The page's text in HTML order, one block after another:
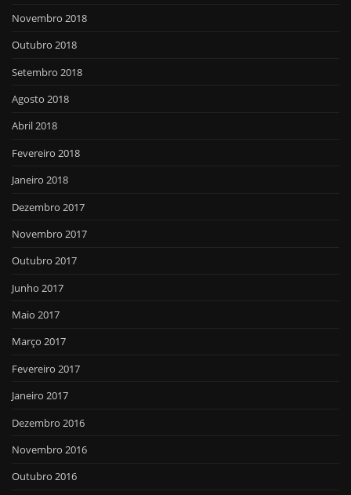
Novembro 2018
Outubro 2018
Setembro 2018
Agosto 2018
Abril 2018
Fevereiro 2018
Janeiro 2018
Dezembro 2017
Novembro 2017
Outubro 2017
Junho 2017
Maio 2017
Março 2017
Fevereiro 2017
Janeiro 2017
Dezembro 2016
Novembro 2016
Outubro 2016